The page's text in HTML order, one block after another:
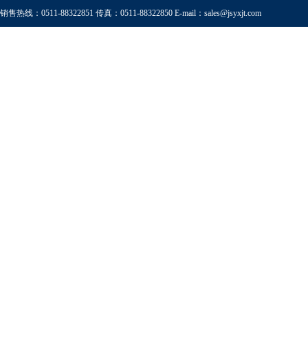
销售热线：0511-88322851 传真：0511-88322850 E-mail： sales@jsyxjt.com